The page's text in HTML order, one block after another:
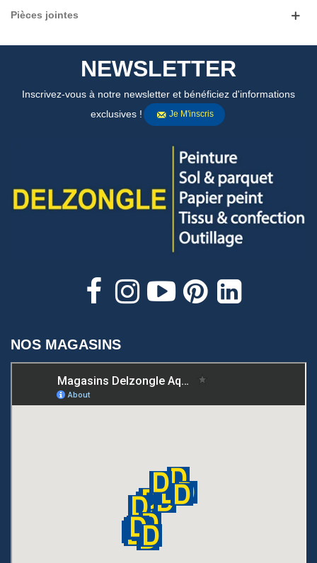
Pièces jointes
NEWSLETTER
Inscrivez-vous à notre newsletter et bénéficiez d'informations
exclusives !
Je M'inscris
NOS MAGASINS